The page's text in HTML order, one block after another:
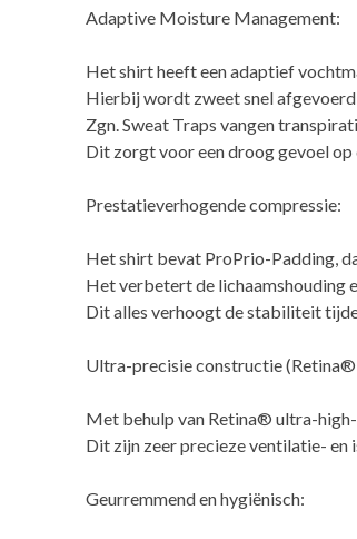
Adaptive Moisture Management:
Het shirt heeft een adaptief
Hierbij wordt zweet snel
Zgn. Sweat Traps vangen
Dit zorgt voor een droog gevoel
Prestatieverhogende compressie:
Het shirt bevat ProPrio-Padding,
Het verbetert de lichaamshouding
Dit alles verhoogt de stabiliteit
Ultra-precisie constructie
Met behulp van Retina® ultra-
Dit zijn zeer precieze ventilatie-
Geurremmend en hygiënisch: